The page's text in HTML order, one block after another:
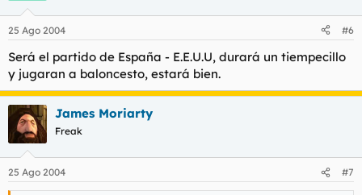
25 Ago 2004 #6
Será el partido de España - E.E.U.U, durará un tiempecillo
y jugaran a baloncesto, estará bien.
James Moriarty
Freak
25 Ago 2004 #7